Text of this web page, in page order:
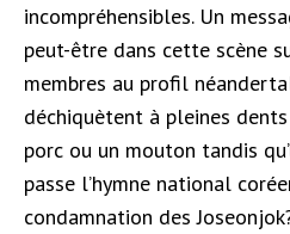
incompréhensibles. Un
peut-être dans cette scène
membres au profil
déchiquètent à pleines
porc ou un mouton tandis
passe l’hymne national
condamnation des